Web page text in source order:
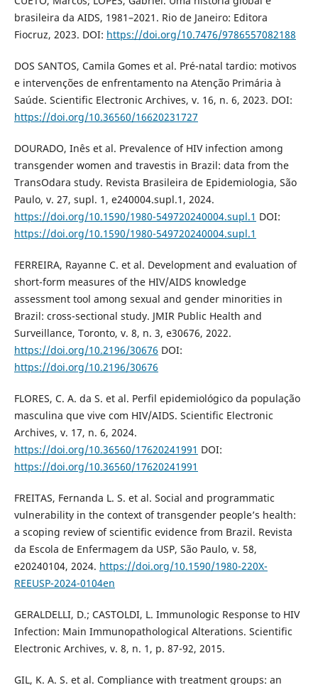
brasileira da AIDS, 1981–2021. Rio de Janeiro: Editora
Fiocruz, 2023. DOI: https://doi.org/10.7476/9786557082188
DOS SANTOS, Camila Gomes et al. Pré-natal tardio: motivos
e intervenções de enfrentamento na Atenção Primária à
Saúde. Scientific Electronic Archives, v. 16, n. 6, 2023. DOI:
https://doi.org/10.36560/16620231727
DOURADO, Inês et al. Prevalence of HIV infection among
transgender women and travestis in Brazil: data from the
TransOdara study. Revista Brasileira de Epidemiologia, São
Paulo, v. 27, supl. 1, e240004.supl.1, 2024.
https://doi.org/10.1590/1980-549720240004.supl.1 DOI:
https://doi.org/10.1590/1980-549720240004.supl.1
FERREIRA, Rayanne C. et al. Development and evaluation of
short-form measures of the HIV/AIDS knowledge
assessment tool among sexual and gender minorities in
Brazil: cross-sectional study. JMIR Public Health and
Surveillance, Toronto, v. 8, n. 3, e30676, 2022.
https://doi.org/10.2196/30676 DOI:
https://doi.org/10.2196/30676
FLORES, C. A. da S. et al. Perfil epidemiológico da população
masculina que vive com HIV/AIDS. Scientific Electronic
Archives, v. 17, n. 6, 2024.
https://doi.org/10.36560/17620241991 DOI:
https://doi.org/10.36560/17620241991
FREITAS, Fernanda L. S. et al. Social and programmatic
vulnerability in the context of transgender people’s health:
a scoping review of scientific evidence from Brazil. Revista
da Escola de Enfermagem da USP, São Paulo, v. 58,
e20240104, 2024. https://doi.org/10.1590/1980-220X-
REEUSP-2024-0104en
GERALDELLI, D.; CASTOLDI, L. Immunologic Response to HIV
Infection: Main Immunopathological Alterations. Scientific
Electronic Archives, v. 8, n. 1, p. 87-92, 2015.
GIL, K. A. S. et al. Compliance with treatment groups: an